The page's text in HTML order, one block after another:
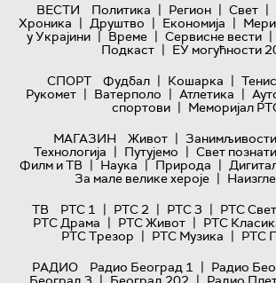
ВЕСТИ Политика | Регион | Свет |
Хроника | Друштво | Економија |
у Украјини | Време | Сервисне вести |
Подкаст | ЕУ могућности
СПОРТ
Фудбал | Кошарка | Тенис
Рукомет | Ватерполо | Атлетика |
спортови | Меморијал
МАГАЗИН
Живот | Занимљивости
Технологијa | Путујемо | Свет
Филм и ТВ | Наука | Природа |
За мале велике хероје |
ТВ
РТС 1 | РТС 2 | РТС 3 | РТС Свет
РТС Драма | РТС Живот | РТС
РТС Трезор | РТС Музика | РТС
РАДИО
Радио Београд 1 | Радио